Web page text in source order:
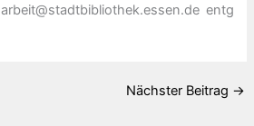
entg
Nächster Beitrag →